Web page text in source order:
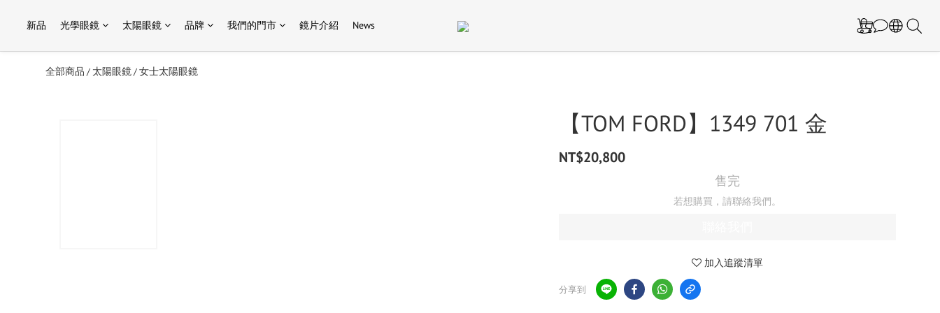
新品 光學眼鏡 太陽眼鏡 品牌 我們的門市 鏡片介紹 News
全部商品 / 太陽眼鏡/女士太陽眼鏡
【TOM FORD】1349 701 金
NT$20,800
售完
若想購買，請聯絡我們。
加入追蹤清單
分享到